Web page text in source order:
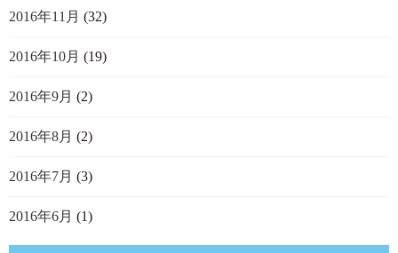
2016年11月 (32)
2016年10月 (19)
2016年9月 (2)
2016年8月 (2)
2016年7月 (3)
2016年6月 (1)